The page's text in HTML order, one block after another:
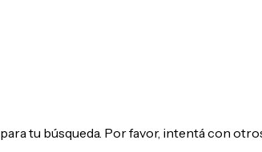
tu búsqueda. Por favor, intentá con